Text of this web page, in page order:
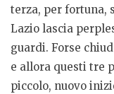
terza, per fortuna,
Lazio lascia
guardi. Forse
e allora questi tre
piccolo, nuovo